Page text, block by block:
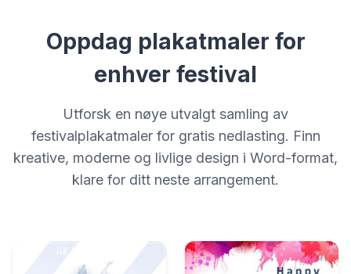
Oppdag plakatmaler for
enhver festival
Utforsk en nøye utvalgt samling av
festivalplakatmaler for gratis nedlasting. Finn
kreative, moderne og livlige design i Word-format,
klare for ditt neste arrangement.